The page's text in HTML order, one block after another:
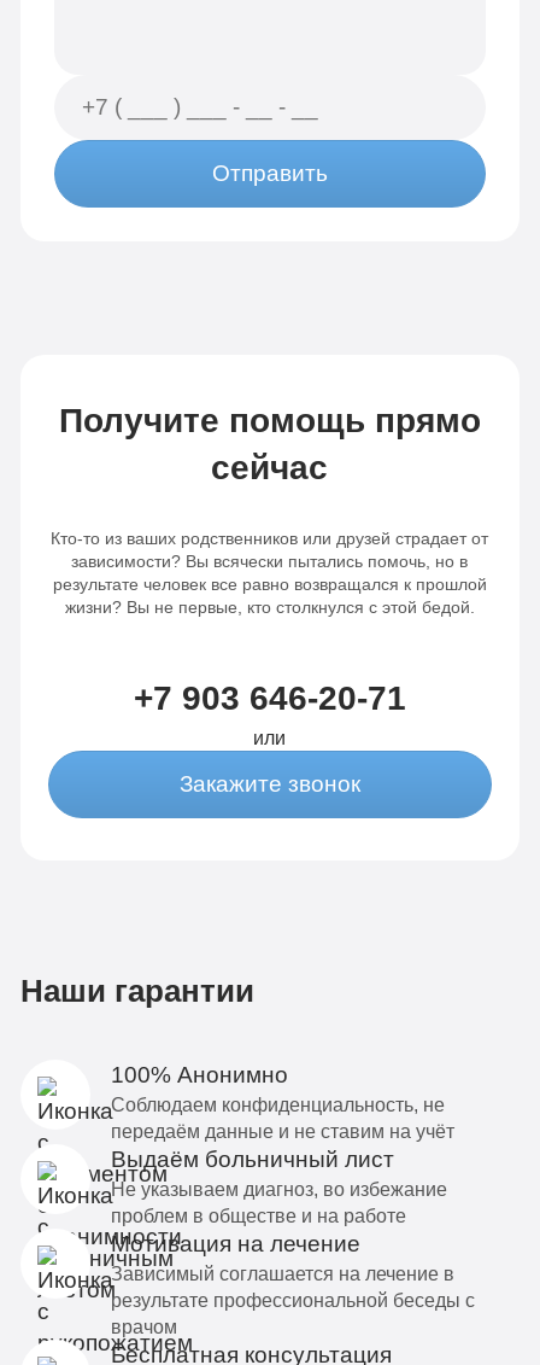
Отправить
Получите помощь прямо
сейчас
Кто-то из ваших родственников или друзей страдает от
зависимости? Вы всячески пытались помочь, но в
результате человек все равно возвращался к прошлой
жизни? Вы не первые, кто столкнулся с этой бедой.
+7 903 646-20-71
или
Закажите звонок
Наши гарантии
100% Анонимно
Соблюдаем конфиденциальность, не
передаём данные и не ставим на учёт
Выдаём больничный лист
Не указываем диагноз, во избежание
проблем в обществе и на работе
Мотивация на лечение
Зависимый соглашается на лечение в
результате профессиональной беседы с
врачом
Бесплатная консультация